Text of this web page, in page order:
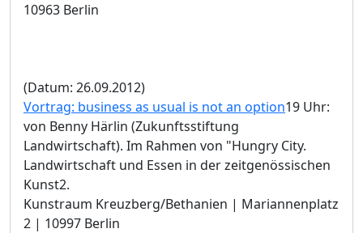
10963 Berlin
(Datum: 26.09.2012)
Vortrag: business as usual is not an option19 Uhr:
von Benny Härlin (Zukunftsstiftung
Landwirtschaft). Im Rahmen von "Hungry City.
Landwirtschaft und Essen in der zeitgenössischen
Kunst2.
Kunstraum Kreuzberg/Bethanien | Mariannenplatz
2 | 10997 Berlin